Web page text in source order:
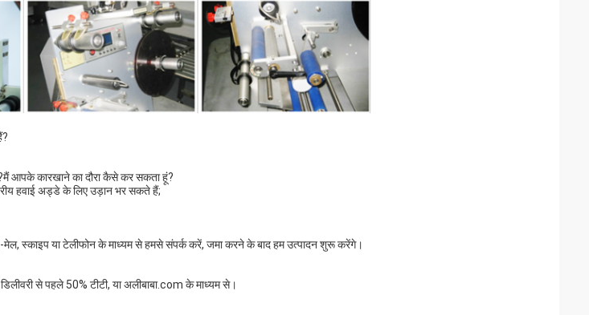
आपके कारखाने का दौरा कैसे कर सकता हूं?
हवाई अड्डे के लिए उड़ान भर सकते हैं;
मेल, स्काइप या टेलीफोन के माध्यम से हमसे संपर्क करें, जमा करने के बाद हम उत्पादन शुरू करेंगे।
से पहले 50% टीटी, या अलीबाबा.com के माध्यम से।